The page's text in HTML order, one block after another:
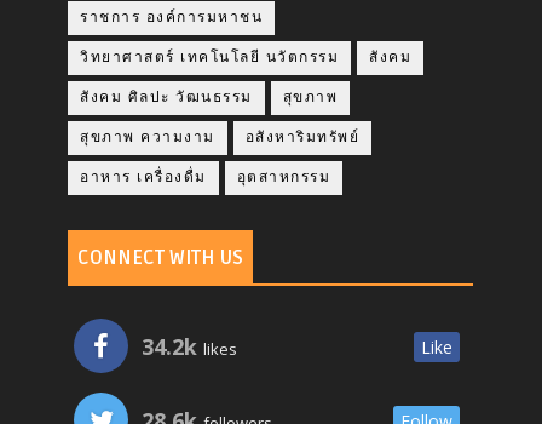
ราชการ องค์การมหาชน
วิทยาศาสตร์ เทคโนโลยี นวัตกรรม สังคม
สังคม ศิลปะ วัฒนธรรม สุขภาพ
สุขภาพ ความงาม อสังหาริมทรัพย์
อาหาร เครื่องดื่ม อุตสาหกรรม
CONNECT WITH US
34.2k likes Like